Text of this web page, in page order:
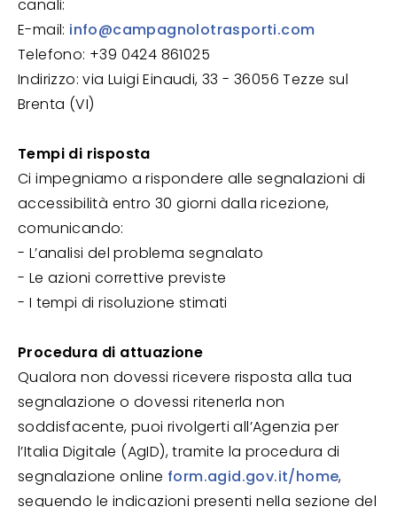
canali:
E-mail: info@campagnolotrasporti.com
Telefono: +39 0424 861025
Indirizzo: via Luigi Einaudi, 33 - 36056 Tezze sul
Brenta (VI)
Tempi di risposta
Ci impegniamo a rispondere alle segnalazioni di
accessibilità entro 30 giorni dalla ricezione,
comunicando:
- L’analisi del problema segnalato
- Le azioni correttive previste
- I tempi di risoluzione stimati
Procedura di attuazione
Qualora non dovessi ricevere risposta alla tua
segnalazione o dovessi ritenerla non
soddisfacente, puoi rivolgerti all’Agenzia per
l’Italia Digitale (AgID), tramite la procedura di
segnalazione online form.agid.gov.it/home,
seguendo le indicazioni presenti nella sezione del